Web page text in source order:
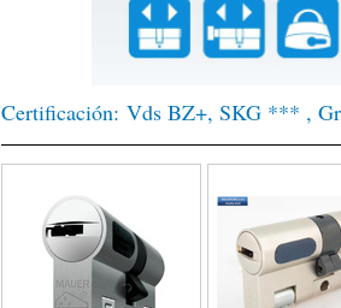
Certificación: Vds BZ+, SKG *** ,